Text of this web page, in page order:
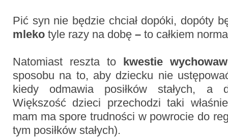
Pić syn nie będzie chciał dopóki, dopóty
mleko tyle razy na dobę – to całkiem
Natomiast reszta to kwestie
sposobu na to, aby dziecku nie
kiedy odmawia posiłków stałych, a
Większość dzieci przechodzi taki
mam ma spore trudności w powrocie do
tym posiłków stałych).